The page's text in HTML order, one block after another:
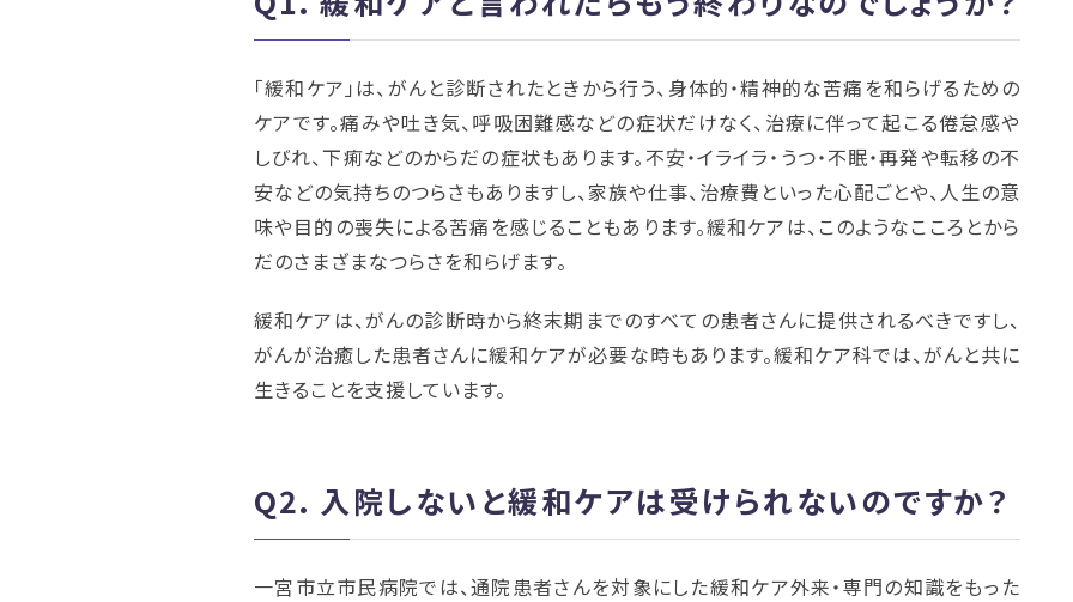
「緩和ケア」は、がんと診断されたときから行う、身体的・精神的な苦痛を和らげるための
ケアです。痛みや吐き気、呼吸困難感などの症状だけなく、治療に伴って起こる倦怠感や
しびれ、下痢などのからだの症状もあります。不安・イライラ・うつ・不眠・再発や転移の不
安などの気持ちのつらさもありますし、家族や仕事、治療費といった心配ごとや、人生の意
味や目的の喪失による苦痛を感じることもあります。緩和ケアは、このようなこころとから
だのさまざまなつらさを和らげます。
緩和ケアは、がんの診断時から終末期までのすべての患者さんに提供されるべきですし、
がんが治癒した患者さんに緩和ケアが必要な時もあります。緩和ケア科では、がんと共に
生きることを支援しています。
Q2. 入院しないと緩和ケアは受けられないのですか？
一宮市立市民病院では、通院患者さんを対象にした緩和ケア外来・専門の知識をもった